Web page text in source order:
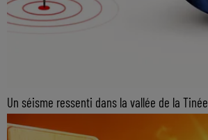
Un séisme ressenti dans la vallée de la Tinée